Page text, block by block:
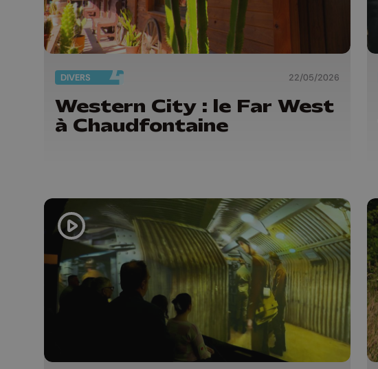
DIVERS 22/05/2026
Western City : le Far West
à Chaudfontaine